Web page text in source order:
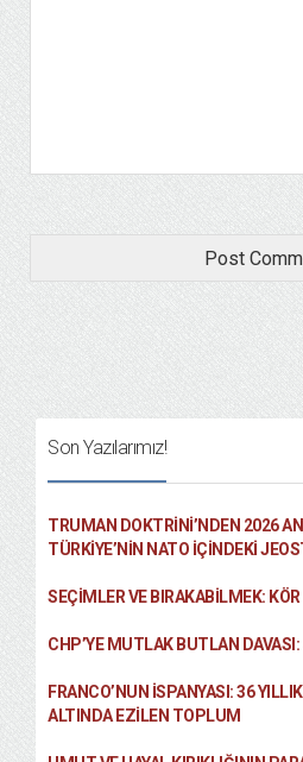
Son Yazılarımız!
TRUMAN DOKTRINI’NDEN 2026
TÜRKIYE’NIN NATO İÇINDEKI
SEÇIMLER VE BIRAKABILMEK: KÖR
CHP’YE MUTLAK BUTLAN
FRANCO’NUN İSPANYASI: 36
ALTINDA EZILEN TOPLUM